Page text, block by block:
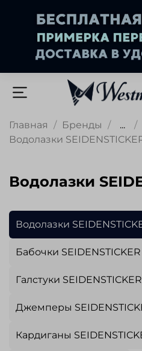
Главная Бренды
...
Водолазки
Водолазки
Водолазки
Бабочки SEIDENSTICKER
Галстуки SEIDENSTICKER
Джемперы
Кардиганы